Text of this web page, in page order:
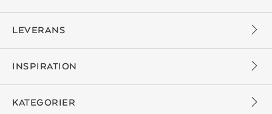
LEVERANS
INSPIRATION
KATEGORIER